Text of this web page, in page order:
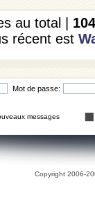
au total | 104
récent est
Mot de passe:
messages
Copyright 2006-